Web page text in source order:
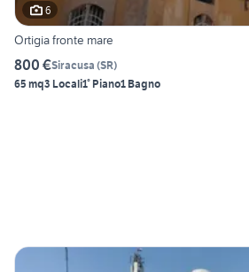
6
Ortigia fronte mare
800 €Siracusa (SR)
65 mq3 Locali1° Piano1 Bagno